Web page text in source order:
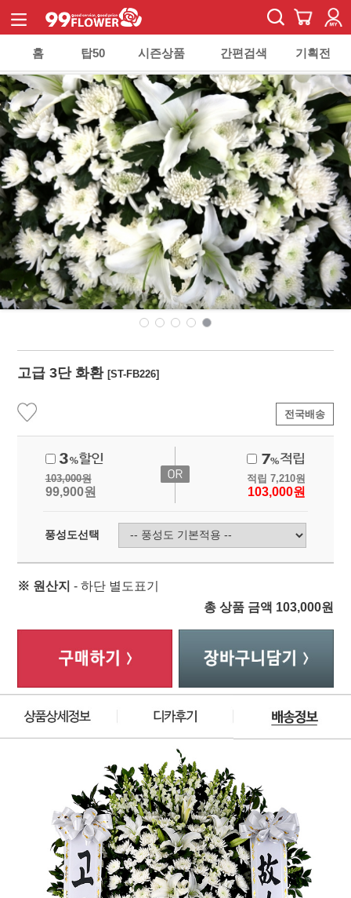
홈 탑50 시즌상품 간편검색 기획전
고급 3단 화환[ST-FB226]
전국배송
103,000원
99,900원
적립 7,210원
103,000원
풍성도선택
※ 원산지 - 하단 별도표기
총 상품 금액 103,000원